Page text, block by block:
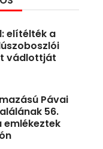
elítélték a
vádlottját
Pávai
56.